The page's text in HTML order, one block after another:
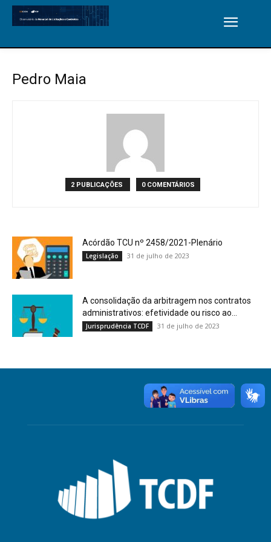
Pedro Maia
2 PUBLICAÇÕES 0 COMENTÁRIOS
Acórdão TCU nº 2458/2021-Plenário
Legislação 31 de julho de 2023
A consolidação da arbitragem nos contratos
administrativos: efetividade ou risco ao...
Jurisprudência TCDF 31 de julho de 2023